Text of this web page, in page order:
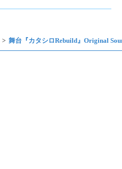
舞台『カタシロRebuild』Original